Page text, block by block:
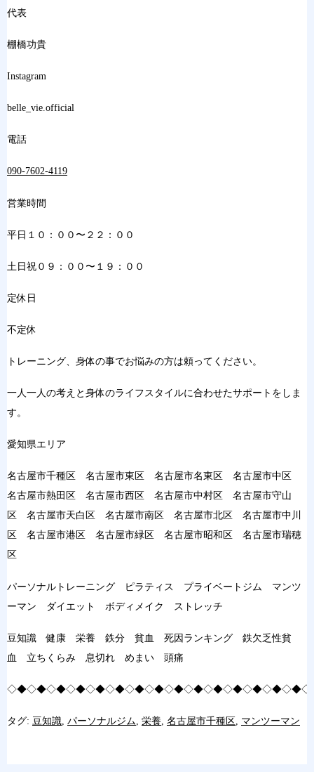
代表
棚橋功貴
Instagram
belle_vie.official
電話
090-7602-4119
営業時間
平日１０：００〜２２：００
土日祝０９：００〜１９：００
定休日
不定休
トレーニング、身体の事でお悩みの方は頼ってください。
一人一人の考えと身体のライフスタイルに合わせたサポートをしま
す。
愛知県エリア
名古屋市千種区 名古屋市東区 名古屋市名東区 名古屋市中区
名古屋市熱田区 名古屋市西区 名古屋市中村区 名古屋市守山
区 名古屋市天白区 名古屋市南区 名古屋市北区 名古屋市中川
区 名古屋市港区 名古屋市緑区 名古屋市昭和区 名古屋市瑞穂
区
パーソナルトレーニング ピラティス プライベートジム マンツ
ーマン ダイエット ボディメイク ストレッチ
豆知識 健康 栄養 鉄分 貧血 死因ランキング 鉄欠乏性貧
血 立ちくらみ 息切れ めまい 頭痛
タグ: 豆知識 パーソナルジム 栄養 名古屋市千種区 マンツーマン